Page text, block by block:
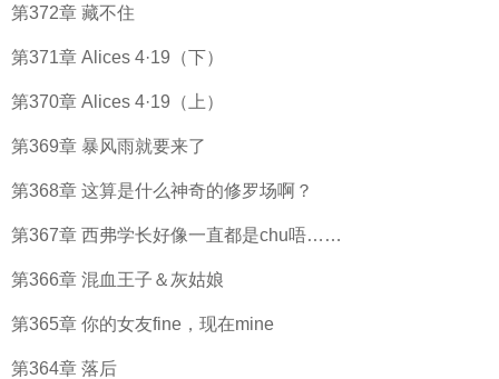
第372章 藏不住
第371章 Alices 4·19（下）
第370章 Alices 4·19（上）
第369章 暴风雨就要来了
第368章 这算是什么神奇的修罗场啊？
第367章 西弗学长好像一直都是chu唔……
第366章 混血王子＆灰姑娘
第365章 你的女友fine，现在mine
第364章 落后